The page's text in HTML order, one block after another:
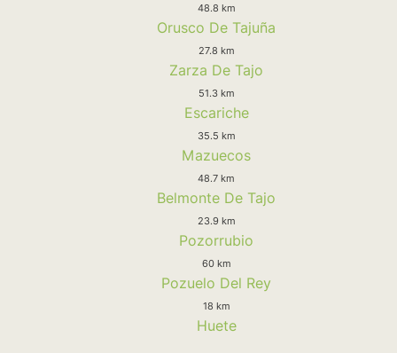
48.8 km
Orusco De Tajuña
27.8 km
Zarza De Tajo
51.3 km
Escariche
35.5 km
Mazuecos
48.7 km
Belmonte De Tajo
23.9 km
Pozorrubio
60 km
Pozuelo Del Rey
18 km
Huete